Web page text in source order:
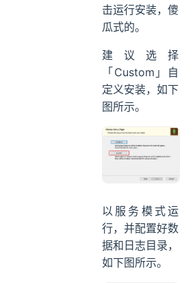
击运行安装，傻
瓜式的。
建议选择
「Custom」自
定义安装，如下
图所示。
以服务模式运
行，并配置好数
据和日志目录，
如下图所示。